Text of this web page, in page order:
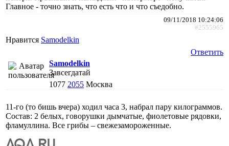
Главное - точно знать, что есть что и что съедобно.
09/11/2018 10:24:06
#2555965
Нравится Samodelkin
Ответить
Samodelkin
Завсегдатай
1077 2055 Москва
11-го (то бишь вчера) ходил часа 3, набрал пару килограммов.
Состав: 2 белых, говорушки дымчатые, фиолетовые рядовки,
фламуллина. Все грибы – свежезамороженные.